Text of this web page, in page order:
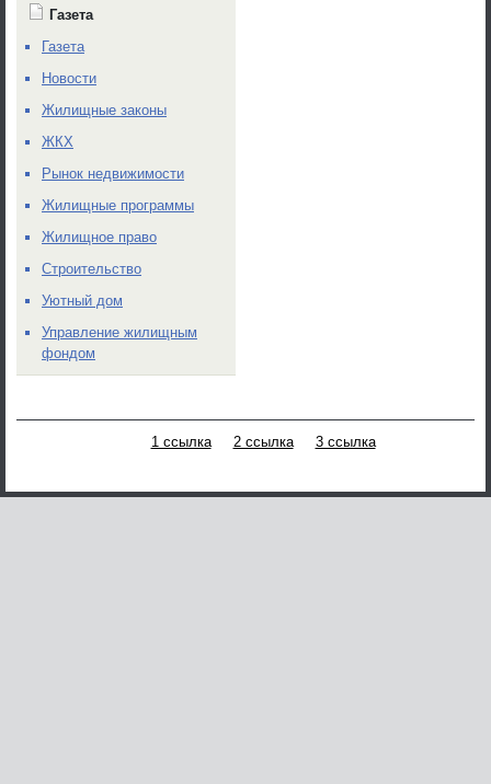
Газета
Газета
Новости
Жилищные законы
ЖКХ
Рынок недвижимости
Жилищные программы
Жилищное право
Строительство
Уютный дом
Управление жилищным
фондом
1 ссылка 2 ссылка 3 ссылка